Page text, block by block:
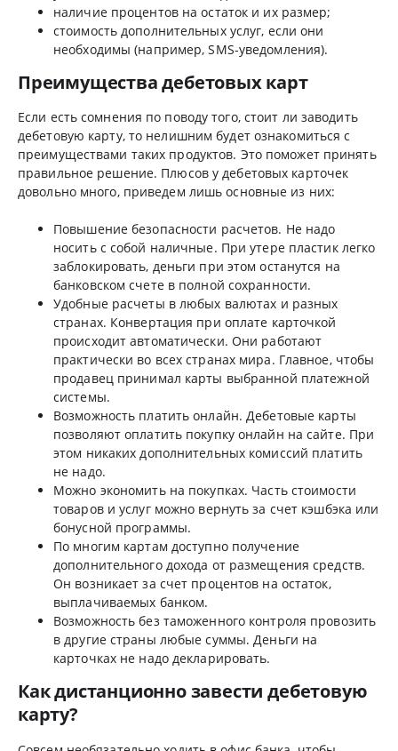
наличие процентов на остаток и их размер;
стоимость дополнительных услуг, если они
необходимы (например, SMS-уведомления).
Преимущества дебетовых карт
Если есть сомнения по поводу того, стоит ли заводить
дебетовую карту, то нелишним будет ознакомиться с
преимуществами таких продуктов. Это поможет принять
правильное решение. Плюсов у дебетовых карточек
довольно много, приведем лишь основные из них:
Повышение безопасности расчетов. Не надо
носить с собой наличные. При утере пластик легко
заблокировать, деньги при этом останутся на
банковском счете в полной сохранности.
Удобные расчеты в любых валютах и разных
странах. Конвертация при оплате карточкой
происходит автоматически. Они работают
практически во всех странах мира. Главное, чтобы
продавец принимал карты выбранной платежной
системы.
Возможность платить онлайн. Дебетовые карты
позволяют оплатить покупку онлайн на сайте. При
этом никаких дополнительных комиссий платить
не надо.
Можно экономить на покупках. Часть стоимости
товаров и услуг можно вернуть за счет кэшбэка или
бонусной программы.
По многим картам доступно получение
дополнительного дохода от размещения средств.
Он возникает за счет процентов на остаток,
выплачиваемых банком.
Возможность без таможенного контроля провозить
в другие страны любые суммы. Деньги на
карточках не надо декларировать.
Как дистанционно завести дебетовую
карту?